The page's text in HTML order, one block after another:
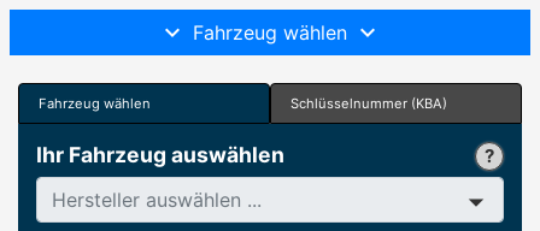
Fahrzeug wählen
Fahrzeug wählen Schlüsselnummer (KBA)
Ihr Fahrzeug auswählen
Hersteller